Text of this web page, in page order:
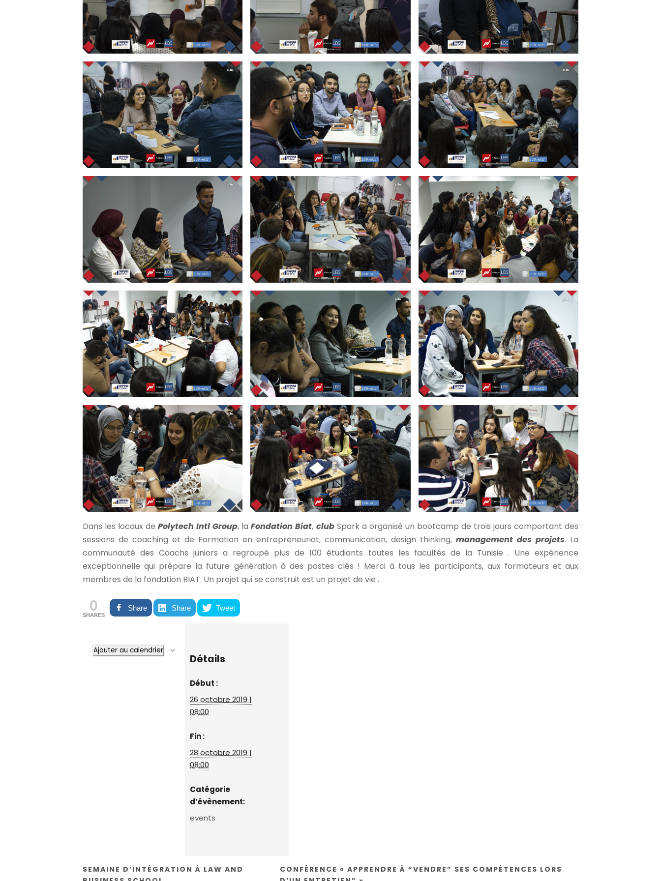
Dans les locaux dePolytech Intl Group, laFondation Biat, club Spark a organisé un bootcamp de trois jours comportant des
sessions de coaching et de Formation en entrepreneuriat, communication, design thinking, management des projets. La
communauté des Coachs juniors a regroupé plus de 100 étudiants toutes les facultés de la Tunisie . Une expérience
exceptionnelle qui prépare la future génération à des postes clés ! Merci à tous les participants, aux formateurs et aux
membres de la fondation BIAT. Un projet qui se construit est un projet de vie .
0
SHARES
Share Share Tweet
Ajouter au calendrier
Détails
Début :
26 octobre 2019 |
08:00
Fin :
28 octobre 2019 |
08:00
Catégorie
d’évènement:
events
SEMAINE D’INTÉGRATION À LAW AND
CONFÉRENCE « APPRENDRE À “VENDRE” SES COMPÉTENCES LORS